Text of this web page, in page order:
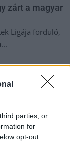
parties, or
for
opt-out
zárt a magyar
Ligája forduló,